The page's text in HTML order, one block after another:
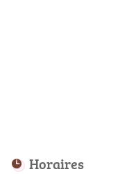
Horaires